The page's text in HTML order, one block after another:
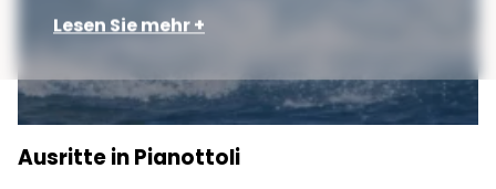
Lesen Sie mehrFigari eine Kartbahn in der Nähe des
Flughafens, alles weniger als 15 Kilometer vom
Campingplatz entfernt. Eine strategische Lage,
die Ihnen die Möglichkeit gibt, im Zentrum aller
touristischen und sportlichen Aktivitäten zu
Ausritte in Pianottoli